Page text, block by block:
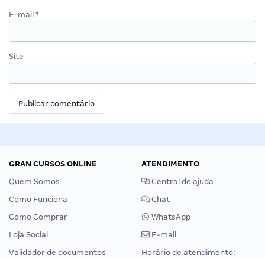
E-mail *
Site
GRAN CURSOS ONLINE
Quem Somos
Como Funciona
Como Comprar
Loja Social
Validador de documentos
ATENDIMENTO
Central de ajuda
Chat
WhatsApp
E-mail
Horário de atendimento: